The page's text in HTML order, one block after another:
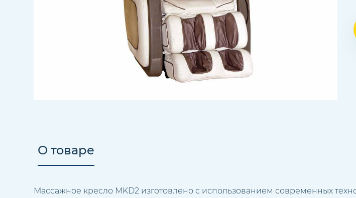
О товаре
Массажное кресло МKD2 изготовлено с использованием современных